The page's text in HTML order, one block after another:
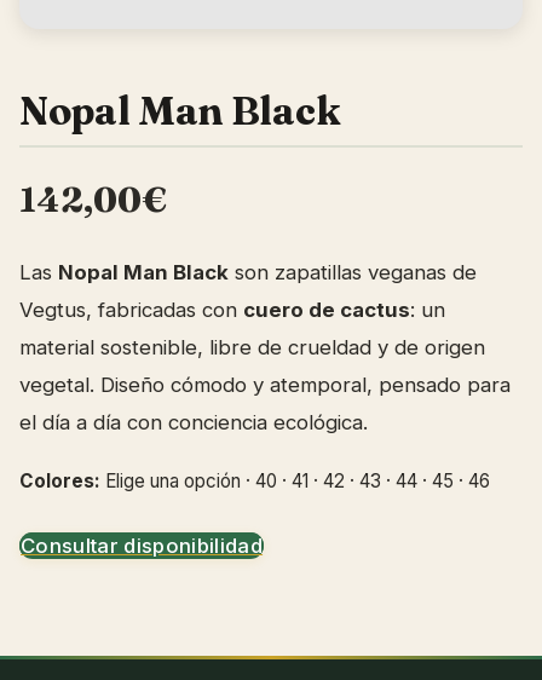
Nopal Man Black
142,00€
Las Nopal Man Black son zapatillas veganas de
Vegtus, fabricadas con cuero de cactus: un
material sostenible, libre de crueldad y de origen
vegetal. Diseño cómodo y atemporal, pensado para
el día a día con conciencia ecológica.
Colores: Elige una opción · 40 · 41 · 42 · 43 · 44 · 45 · 46
Consultar disponibilidad